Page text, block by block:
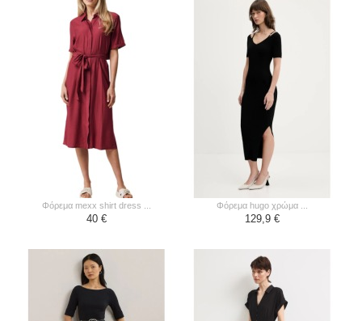
φόρεμα mexx shirt dress ...
40 €
φόρεμα hugo χρώμα ...
129,9 €